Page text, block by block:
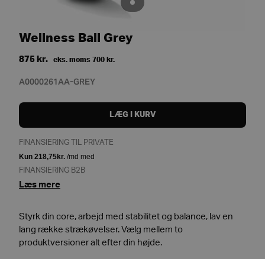
Wellness Ball Grey
875 kr. eks. moms 700 kr.
A0000261AA-GREY
LÆG I KURV
FINANSIERING TIL PRIVATE
FINANSIERING B2B
Læs mere
Styrk din core, arbejd med stabilitet og balance, lav en
lang række strækøvelser. Vælg mellem to
produktversioner alt efter din højde.